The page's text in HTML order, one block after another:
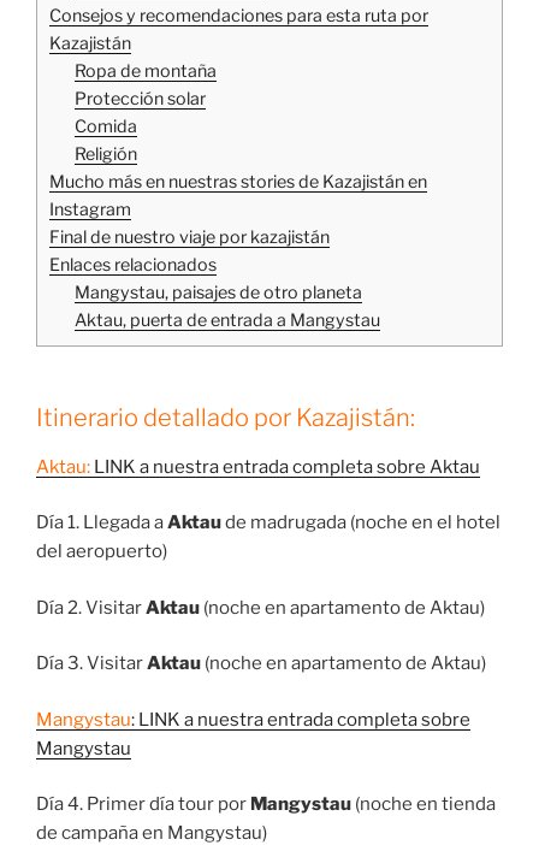
Consejos y recomendaciones para esta ruta por
Kazajistán
Ropa de montaña
Protección solar
Comida
Religión
Mucho más en nuestras stories de Kazajistán en
Instagram
Final de nuestro viaje por kazajistán
Enlaces relacionados
Mangystau, paisajes de otro planeta
Aktau, puerta de entrada a Mangystau
Itinerario detallado por Kazajistán:
Aktau: LINK a nuestra entrada completa sobre Aktau
Día 1. Llegada aAktaude madrugada (noche en el hotel
del aeropuerto)
Día 2. VisitarAktau (noche en apartamento de Aktau)
Día 3. VisitarAktau (noche en apartamento de Aktau)
Mangystau: LINK a nuestra entrada completa sobre
Mangystau
Día 4. Primer día tour por Mangystau (noche en tienda
de campaña en Mangystau)